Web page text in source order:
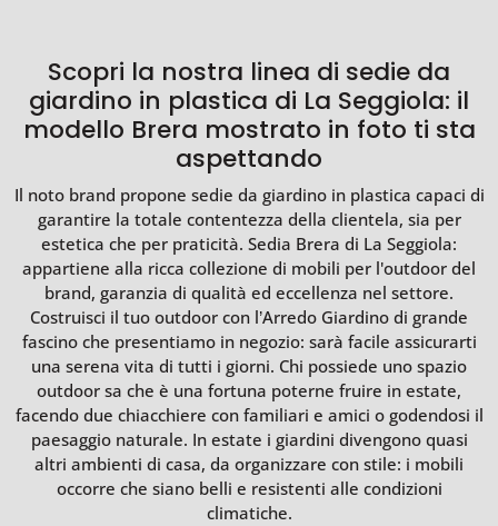
Scopri la nostra linea di sedie da
giardino in plastica di La Seggiola: il
modello Brera mostrato in foto ti sta
aspettando
Il noto brand propone sedie da giardino in plastica capaci di
garantire la totale contentezza della clientela, sia per
estetica che per praticità. Sedia Brera di La Seggiola:
appartiene alla ricca collezione di mobili per l'outdoor del
brand, garanzia di qualità ed eccellenza nel settore.
Costruisci il tuo outdoor con l’Arredo Giardino di grande
fascino che presentiamo in negozio: sarà facile assicurarti
una serena vita di tutti i giorni. Chi possiede uno spazio
outdoor sa che è una fortuna poterne fruire in estate,
facendo due chiacchiere con familiari e amici o godendosi il
paesaggio naturale. In estate i giardini divengono quasi
altri ambienti di casa, da organizzare con stile: i mobili
occorre che siano belli e resistenti alle condizioni
climatiche.